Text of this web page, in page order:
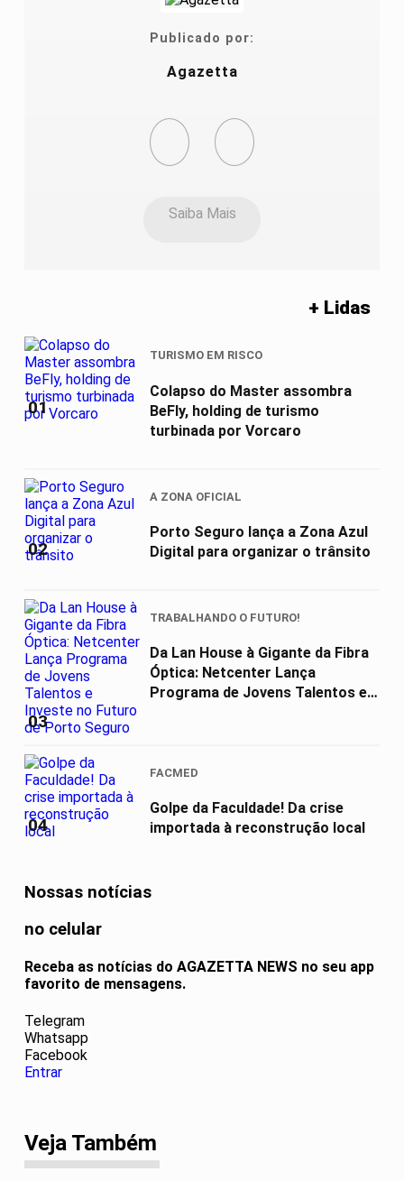
Publicado por:
Agazetta
Saiba Mais
+ Lidas
01
TURISMO EM RISCO
Colapso do Master assombra
BeFly, holding de turismo
turbinada por Vorcaro
02
A ZONA OFICIAL
Porto Seguro lança a Zona Azul
Digital para organizar o trânsito
03
TRABALHANDO O FUTURO!
Da Lan House à Gigante da Fibra
Óptica: Netcenter Lança
Programa de Jovens Talentos e
04
FACMED
Golpe da Faculdade! Da crise
importada à reconstrução local
Nossas notícias
no celular
Receba as notícias do AGAZETTA NEWS no seu app
favorito de mensagens.
Telegram
Whatsapp
Facebook
Entrar
Veja Também